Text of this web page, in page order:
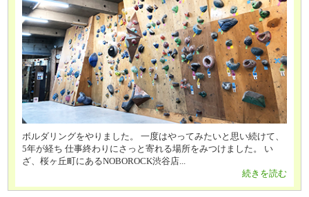
ボルダリングをやりました。 一度はやってみたいと思い続けて、
5年が経ち 仕事終わりにさっと寄れる場所をみつけました。 い
ざ、桜ヶ丘町にあるNOBOROCK渋谷店...
続きを読む